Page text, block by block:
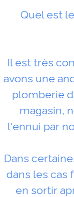
Quel est
Il est très
avons une
plomberie
magasin,
l'ennui par
Dans
dans les cas
en sortir